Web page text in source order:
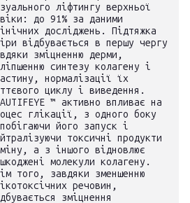
ліфтингу верхньої
до 91% за даними
досліджень. Підтяжка
відбувається в першу чергу
зміцненню дерми,
синтезу колагену і
нормалізації їх
циклу і виведення.
™ активно впливає на
глікації, з одного боку
його запуск і
токсичні продукти
а з іншого відновлює
молекули колагену.
того, завдяки зменшенню
речовин,
зміцнення